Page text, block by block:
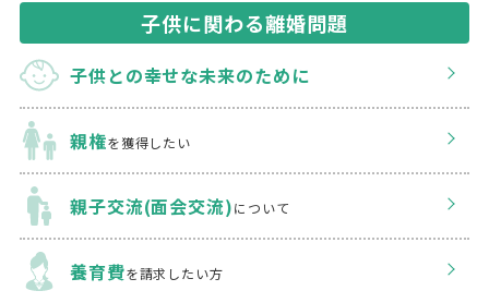
子供に関わる離婚問題
子供との幸せな未来のために
親権を獲得したい
親子交流(面会交流)について
養育費を請求したい方